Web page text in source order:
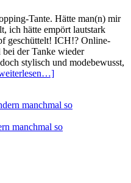
Tante. Hätte man(n) mir
ich hätte empört lautstark
geschüttelt! ICH!? Online-
bei der Tanke wieder
stylisch und modebewusst,
manchmal so